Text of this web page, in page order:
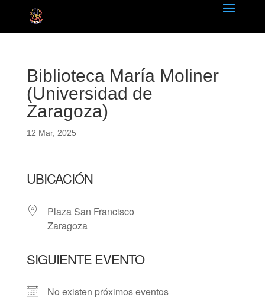
Biblioteca María Moliner
(Universidad de
Zaragoza)
12 Mar, 2025
UBICACIÓN
Plaza San Francisco
Zaragoza
SIGUIENTE EVENTO
No existen próximos eventos